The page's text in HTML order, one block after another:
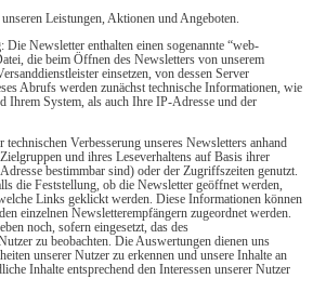
Leistungen, Aktionen und Angeboten.
: Die Newsletter enthalten einen sogenannte “web-
die beim Öffnen des Newsletters von unserem
einsetzen, von dessen Server
Abrufs werden zunächst technische Informationen, wie
Ihrem System, als auch Ihre IP-Adresse und der
Verbesserung unseres Newsletters anhand
und ihres Leseverhaltens auf Basis ihrer
bestimmbar sind) oder der Zugriffszeiten genutzt.
die Feststellung, ob die Newsletter geöffnet werden,
Links geklickt werden. Diese Informationen können
einzelnen Newsletterempfängern zugeordnet werden.
noch, sofern eingesetzt, das des
zu beobachten. Die Auswertungen dienen uns
unserer Nutzer zu erkennen und unsere Inhalte an
Inhalte entsprechend den Interessen unserer Nutzer